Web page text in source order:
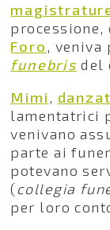
processione,
Foro, veniva
funebrisdel
Mimi,
lamentatrici
venivano
parte ai
potevano
(collegia
per loro